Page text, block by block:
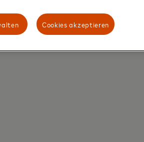
Cookies akzeptieren